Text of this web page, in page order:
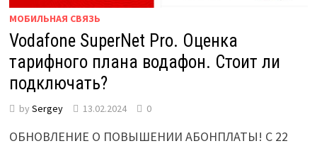
МОБИЛЬНАЯ СВЯЗЬ
Vodafone SuperNet Pro. Оценка
тарифного плана водафон. Стоит ли
подключать?
by Sergey 13.02.2024 0
ОБНОВЛЕНИЕ О ПОВЫШЕНИИ АБОНПЛАТЫ! C 22